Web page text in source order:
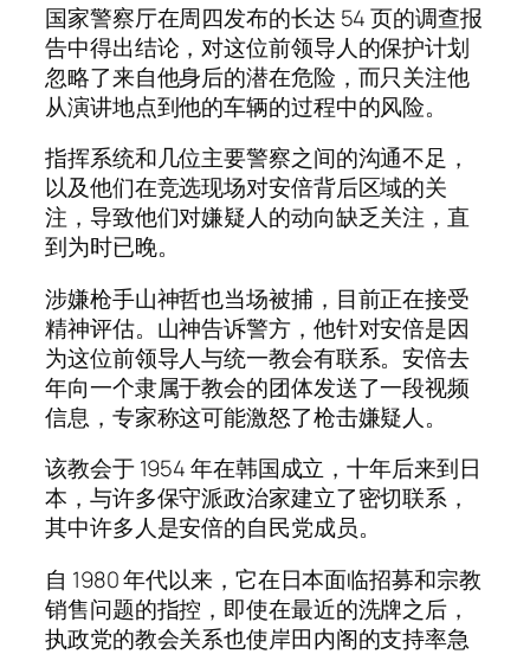
国家警察厅在周四发布的长达 54 页的调查报
告中得出结论，对这位前领导人的保护计划
忽略了来自他身后的潜在危险，而只关注他
从演讲地点到他的车辆的过程中的风险。
指挥系统和几位主要警察之间的沟通不足，
以及他们在竞选现场对安倍背后区域的关
注，导致他们对嫌疑人的动向缺乏关注，直
到为时已晚。
涉嫌枪手山神哲也当场被捕，目前正在接受
精神评估。山神告诉警方，他针对安倍是因
为这位前领导人与统一教会有联系。安倍去
年向一个隶属于教会的团体发送了一段视频
信息，专家称这可能激怒了枪击嫌疑人。
该教会于 1954 年在韩国成立，十年后来到日
本，与许多保守派政治家建立了密切联系，
其中许多人是安倍的自民党成员。
自 1980 年代以来，它在日本面临招募和宗教
销售问题的指控，即使在最近的洗牌之后，
执政党的教会关系也使岸田内阁的支持率急